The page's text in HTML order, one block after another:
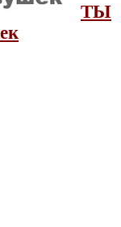
ТЫ